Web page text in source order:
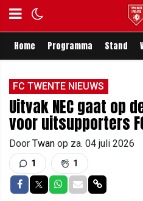
Home Programma Stand
FC TWENTE NIEUWS
Uitvak NEC gaat op
voor uitsupporters
Door Twan op za. 04 juli 2026
1 1
Delen op Facebook
Delen op Twitter
Delen op Whatsapp
Delen via Mail
Delen via